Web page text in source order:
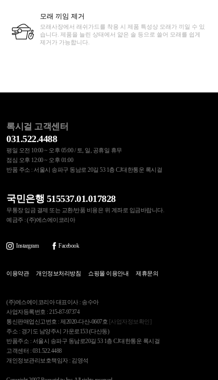
모래 끼임 제거
모래사장에서 래쉬가드를 착용 시 제품 특성상 모래가 끼일 수 있
습니다. 제품을 늘린 상태에서 얇은 솔 등으로 쓸어 모래를 쉽게
제거가 가능합니다.
록시걸 고객센터
031.522.4488
평일 오전 10:00 ~ 오후 05:00 / 토, 일, 공휴일 휴무
점심 오후 12:00 ~ 오후 01:00
반품 주소 : 서울시 송파구 동남로 20길 53 1층 CJ대한통운 록시걸
국민은행 515537.01.017828
무통장 입금 결제 또는 교환/반품 비용은 위 계좌로 입금바랍니다.
예금주 : (주)에스에이코리아
Instargram Facebook
이용약관 개인정보처리방침 쇼핑몰 이용안내 제휴문의
(주)에스에이코리아 대표이사 : 송수아
사업자등록번호 : 215-87-97374
통신판매업신고번호 : 제2020-다산-0607호 [사업자정보확인]
주소 : 경기도 남양주시 가운로153 (다산동)
반품주소 : 서울시 송파구 동남로20길 53 1층 CJ대한통운 록시걸
고객센터 : 031.522.4488
개인정보관리보호책임자 : 김영석